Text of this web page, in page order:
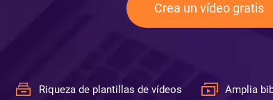
Crea un vídeo gratis
Riqueza de plantillas de vídeos Amplia